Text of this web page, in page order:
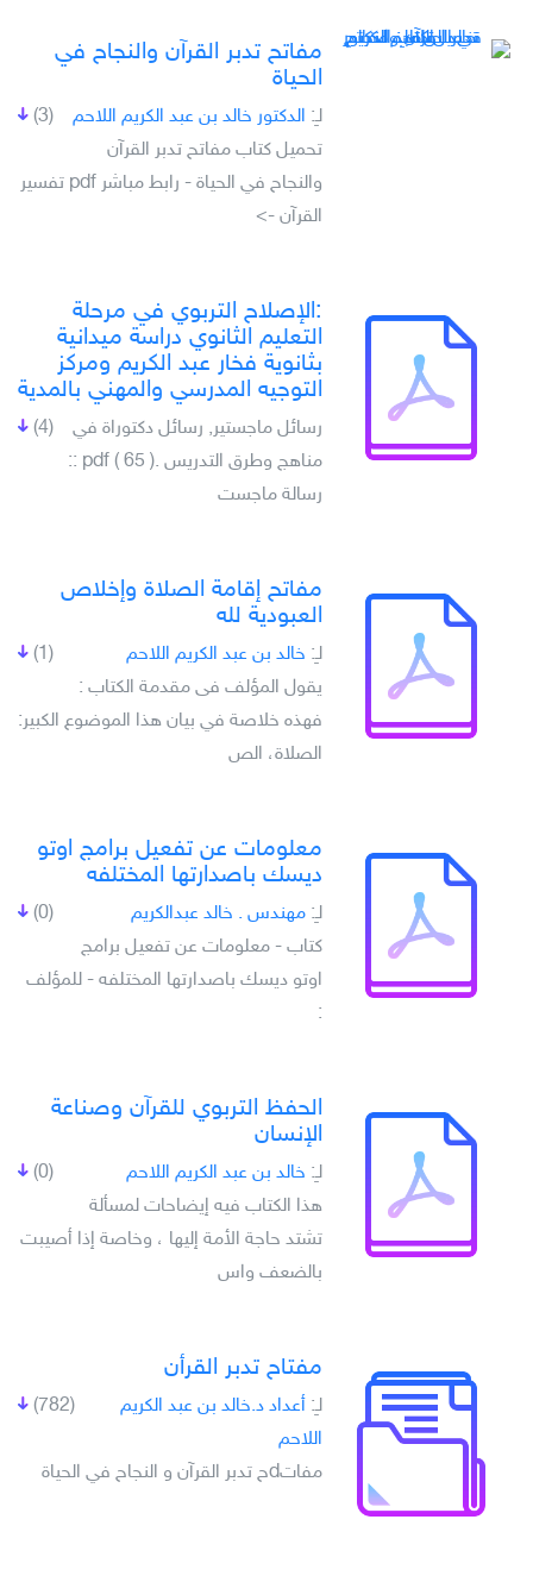
مفاتح تدبر القرآن والنجاح في
الحياة
(3) لـِ: الدكتور خالد بن عبد الكريم اللاحم
تحميل كتاب مفاتح تدبر القرآن
والنجاح في الحياة - رابط مباشر pdf تفسير
القرآن ->
:الإصلاح التربوي في مرحلة
التعليم الثانوي دراسة ميدانية
بثانوية فخار عبد الكريم ومركز
التوجيه المدرسي والمهني بالمدية
(4)
رسائل ماجستير, رسائل دكتوراة في
مناهج وطرق التدريس .pdf ( 65 ) ::
رسالة ماجست
مفاتح إقامة الصلاة وإخلاص
العبودية لله
(1) لـِ: خالد بن عبد الكريم اللاحم
يقول المؤلف فى مقدمة الكتاب :
فهذه خلاصة في بيان هذا الموضوع الكبير:
الصلاة، الص
معلومات عن تفعيل برامج اوتو
ديسك باصدارتها المختلفه
(0) لـِ: مهندس . خالد عبدالكريم
كتاب - معلومات عن تفعيل برامج
اوتو ديسك باصدارتها المختلفه - للمؤلف
:
الحفظ التربوي للقرآن وصناعة
الإنسان
(0) لـِ: خالد بن عبد الكريم اللاحم
هذا الكتاب فيه إيضاحات لمسألة
تشتد حاجة الأمة إليها ، وخاصة إذا أصيبت
بالضعف واس
مفتاح تدبر القرأن
(782) لـِ: أعداد د.خالد بن عبد الكريم
اللاحم
مفاتdح تدبر القرآن و النجاح في الحياة